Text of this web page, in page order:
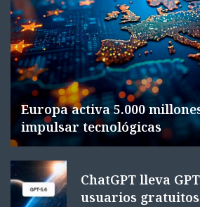
Europa activa 5.000
impulsar tecnológicas
ChatGPT lleva
usuarios gratuitos